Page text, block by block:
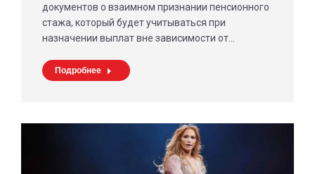
документов о взаимном признании пенсионного
стажа, который будет учитываться при
назначении выплат вне зависимости от…
Подробнее